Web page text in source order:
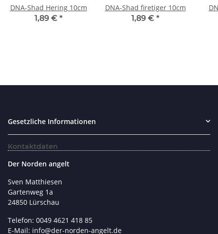
DNA-Shad Hering 10cm
1,89 € *
DNA-Shad firetiger 10cm
1,89 € *
Gesetzliche Informationen
Kontaktdaten
Der Norden angelt
Sven Matthiesen
Gartenweg 1a
24850 Lürschau
Telefon: 0049 4621 418 85
E-Mail: info@der-norden-angelt.de